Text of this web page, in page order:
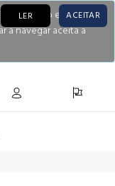
e
a navegar aceita a
LER ACEITAR